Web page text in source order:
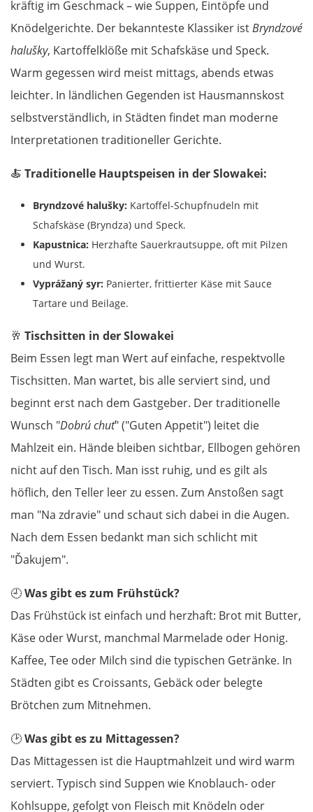
kräftig im Geschmack – wie Suppen, Eintöpfe und
Knödelgerichte. Der bekannteste Klassiker istBryndzové
halušky, Kartoffelklöße mit Schafskäse und Speck.
Warm gegessen wird meist mittags, abends etwas
leichter. In ländlichen Gegenden ist Hausmannskost
selbstverständlich, in Städten findet man moderne
Interpretationen traditioneller Gerichte.
🍝 Traditionelle Hauptspeisen in der Slowakei:
Bryndzové halušky: Kartoffel-Schupfnudeln mit
Schafskäse (Bryndza) und Speck.
Kapustnica: Herzhafte Sauerkrautsuppe, oft mit Pilzen
und Wurst.
Vyprážaný syr: Panierter, frittierter Käse mit Sauce
Tartare und Beilage.
🥂 Tischsitten in der Slowakei
Beim Essen legt man Wert auf einfache, respektvolle
Tischsitten. Man wartet, bis alle serviert sind, und
beginnt erst nach dem Gastgeber. Der traditionelle
Wunsch "Dobrú chuť" ("Guten Appetit") leitet die
Mahlzeit ein. Hände bleiben sichtbar, Ellbogen gehören
nicht auf den Tisch. Man isst ruhig, und es gilt als
höflich, den Teller leer zu essen. Zum Anstoßen sagt
man "Na zdravie" und schaut sich dabei in die Augen.
Nach dem Essen bedankt man sich schlicht mit
"Ďakujem".
🕘Was gibt es zum Frühstück?
Das Frühstück ist einfach und herzhaft: Brot mit Butter,
Käse oder Wurst, manchmal Marmelade oder Honig.
Kaffee, Tee oder Milch sind die typischen Getränke. In
Städten gibt es Croissants, Gebäck oder belegte
Brötchen zum Mitnehmen.
🕑Was gibt es zu Mittagessen?
Das Mittagessen ist die Hauptmahlzeit und wird warm
serviert. Typisch sind Suppen wie Knoblauch- oder
Kohlsuppe, gefolgt von Fleisch mit Knödeln oder